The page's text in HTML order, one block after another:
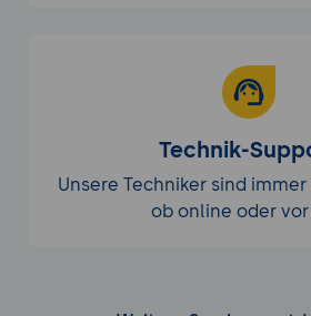
Technik-
Unsere Techniker sind
ob online oder